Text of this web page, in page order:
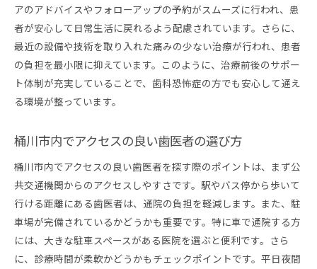
アのアドバイスやフォローアップの予約がスムーズに行われ、患
者が安心して日常生活に戻れるよう配慮されています。さらに、
最近の設備や技術を取り入れた痛みの少ない治療が行われ、患者
の負担を最小限に抑えています。このように、治療前後のサポー
ト体制が充実していることで、歯科恐怖症の方でも安心して通え
る環境が整っています。
桶川市内でアクセスの良い歯医者の選び方
桶川市内でアクセスの良い歯医者を探す際のポイントは、まず公
共交通機関からのアクセスしやすさです。駅やバス停から歩いて
行ける距離にある歯医者は、通院の負担を軽減します。また、駐
車場が完備されているかどうかも重要です。特に車で通院する方
には、大きな駐車スペースがある医院を選ぶと便利です。さら
に、診療時間が柔軟かどうかもチェックポイントです。平日夜間